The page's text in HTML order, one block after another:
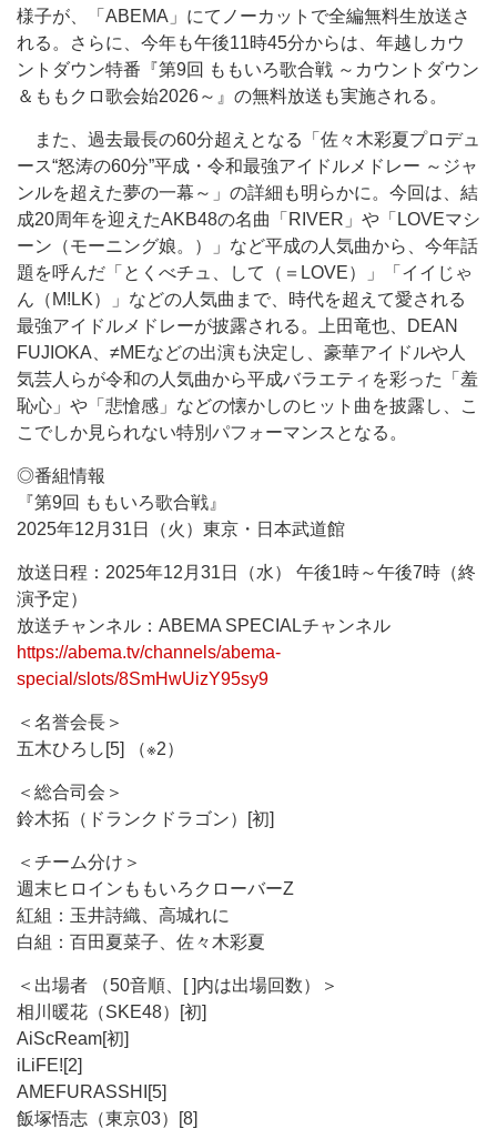
様子が、「ABEMA」にてノーカットで全編無料生放送さ
れる。さらに、今年も午後11時45分からは、年越しカウ
ントダウン特番『第9回 ももいろ歌合戦 ～カウントダウン
＆ももクロ歌会始2026～』の無料放送も実施される。
また、過去最長の60分超えとなる「佐々木彩夏プロデュ
ース“怒涛の60分”平成・令和最強アイドルメドレー ～ジャ
ンルを超えた夢の一幕～」の詳細も明らかに。今回は、結
成20周年を迎えたAKB48の名曲「RIVER」や「LOVEマシ
ーン（モーニング娘。）」など平成の人気曲から、今年話
題を呼んだ「とくべチュ、して（＝LOVE）」「イイじゃ
ん（M!LK）」などの人気曲まで、時代を超えて愛される
最強アイドルメドレーが披露される。上田竜也、DEAN
FUJIOKA、≠MEなどの出演も決定し、豪華アイドルや人
気芸人らが令和の人気曲から平成バラエティを彩った「羞
恥心」や「悲愴感」などの懐かしのヒット曲を披露し、こ
こでしか見られない特別パフォーマンスとなる。
◎番組情報
『第9回 ももいろ歌合戦』
2025年12月31日（火）東京・日本武道館
放送日程：2025年12月31日（水） 午後1時～午後7時（終
演予定）
放送チャンネル：ABEMA SPECIALチャンネル
https://abema.tv/channels/abema-
special/slots/8SmHwUizY95sy9
＜名誉会長＞
五木ひろし[5] （※2）
＜総合司会＞
鈴木拓（ドランクドラゴン）[初]
＜チーム分け＞
週末ヒロインももいろクローバーZ
紅組：玉井詩織、高城れに
白組：百田夏菜子、佐々木彩夏
＜出場者 （50音順、[ ]内は出場回数）＞
相川暖花（SKE48）[初]
AiScReam[初]
iLiFE![2]
AMEFURASSHI[5]
飯塚悟志（東京03）[8]